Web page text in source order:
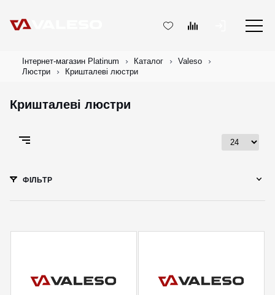
Інтернет-магазин Platinum Каталог
Valeso
Люстри
Кришталеві люстри
Кришталеві люстри
ФІЛЬТР